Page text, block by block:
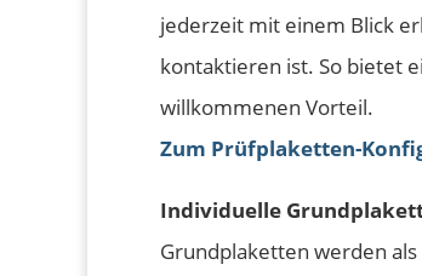
jederzeit mit einem Blick
kontaktieren ist. So bietet
willkommenen Vorteil.
Zum Prüfplaketten-
Individuelle
Grundplaketten werden